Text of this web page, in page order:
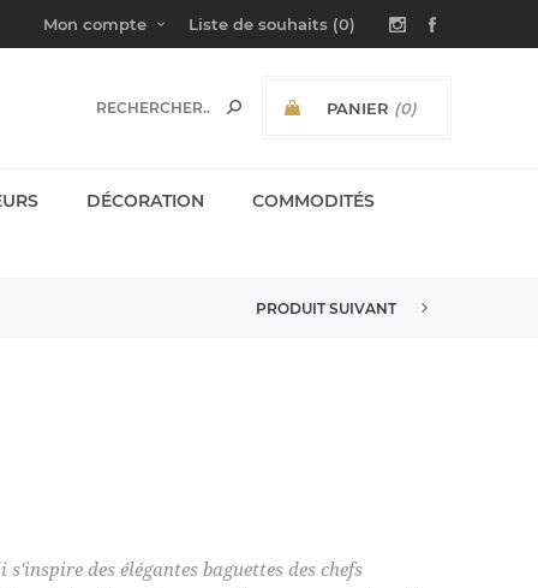
Mon compte Liste de souhaits (0)
PANIER (0)
DÉCORATION COMMODITÉS
PRODUIT SUIVANT
des élégantes baguettes des chefs